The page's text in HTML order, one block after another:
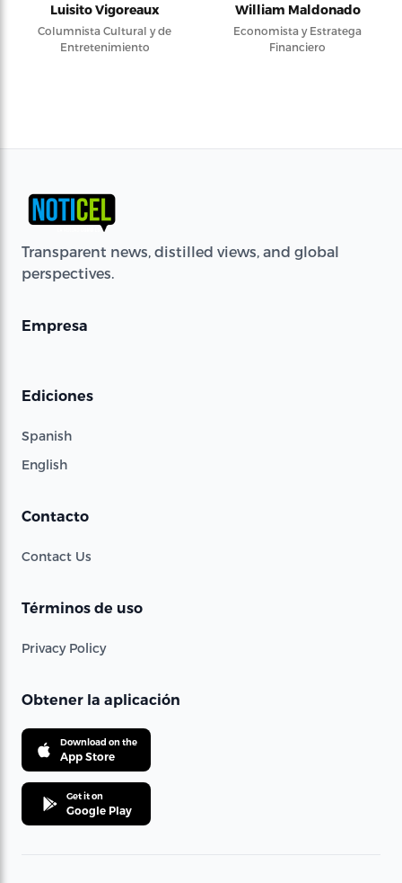
Luisito Vigoreaux
Columnista Cultural y de
Entretenimiento
William Maldonado
Economista y Estratega
Financiero
Transparent news, distilled views, and global
perspectives.
Empresa
Ediciones
Spanish
English
Contacto
Contact Us
Términos de uso
Privacy Policy
Obtener la aplicación
Download on the
App Store
Get it on
Google Play